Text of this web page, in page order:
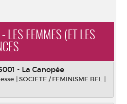
LES FEMMES (ET LES
- La Canopée
|SOCIETE / FEMINISME BEL |